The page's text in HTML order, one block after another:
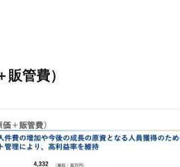
管費）